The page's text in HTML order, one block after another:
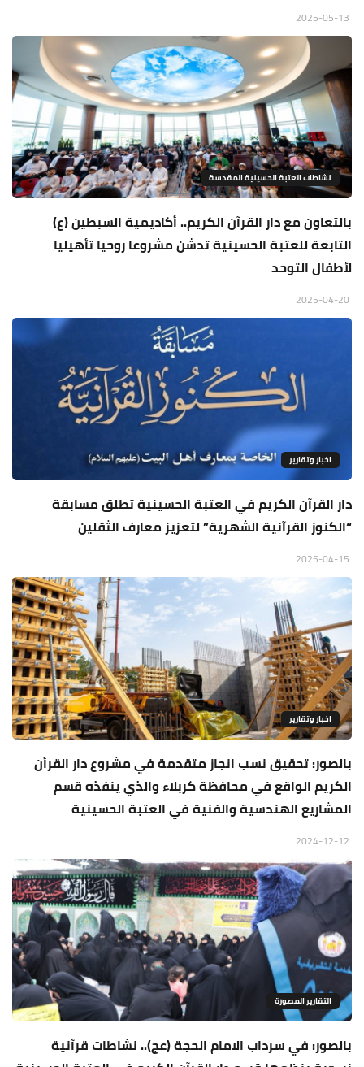
نشاطات العتبة الحسينية المقدسة
بالتعاون مع دار القرآن الكريم.. أكاديمية السبطين (ع)
التابعة للعتبة الحسينية تدشن مشروعا روحيا تأهيليا
لأطفال التوحد
اخبار وتقارير
دار القرآن الكريم في العتبة الحسينية تطلق مسابقة
“الكنوز القرآنية الشهرية” لتعزيز معارف الثقلين
اخبار وتقارير
بالصور: تحقيق نسب انجاز متقدمة في مشروع دار القرأن
الكريم الواقع في محافظة كربلاء والذي ينفذه قسم
المشاريع الهندسية والفنية في العتبة الحسينية
التقارير المصورة
بالصور: في سرداب الامام الحجة (عج).. نشاطات قرآنية